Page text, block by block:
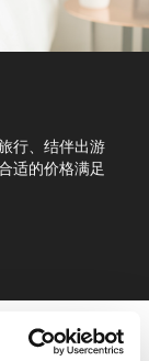
行、结伴出游
适的价格满足